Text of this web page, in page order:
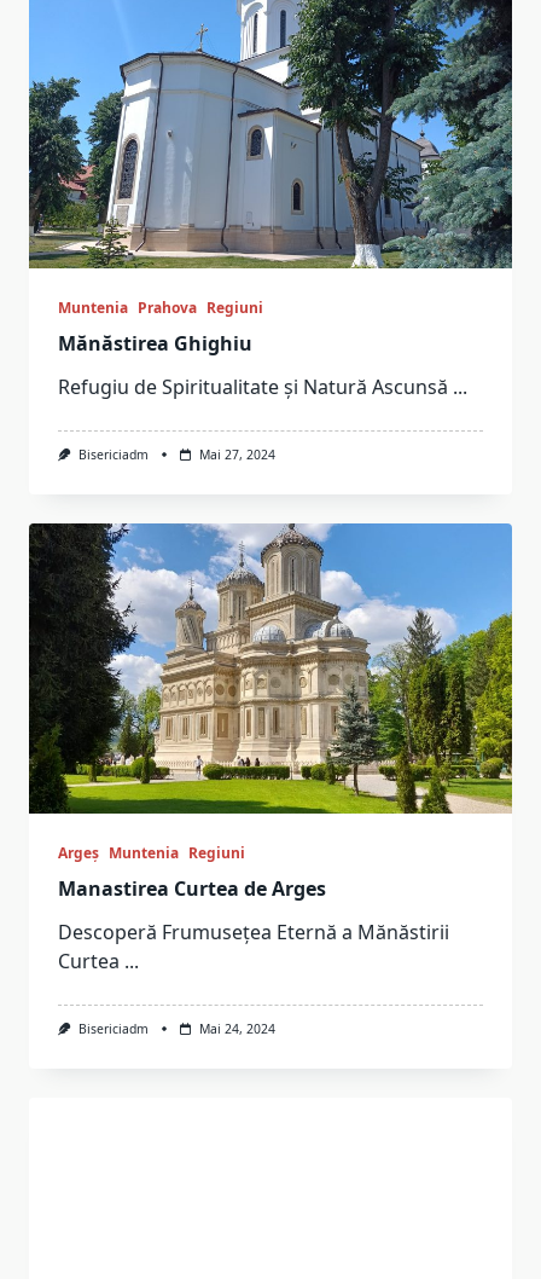
Muntenia Prahova Regiuni
Mănăstirea Ghighiu
Refugiu de Spiritualitate și Natură Ascunsă ...
Bisericiadm Mai 27, 2024
Argeș Muntenia Regiuni
Manastirea Curtea de Arges
Descoperă Frumusețea Eternă a Mănăstirii
Curtea ...
Bisericiadm Mai 24, 2024